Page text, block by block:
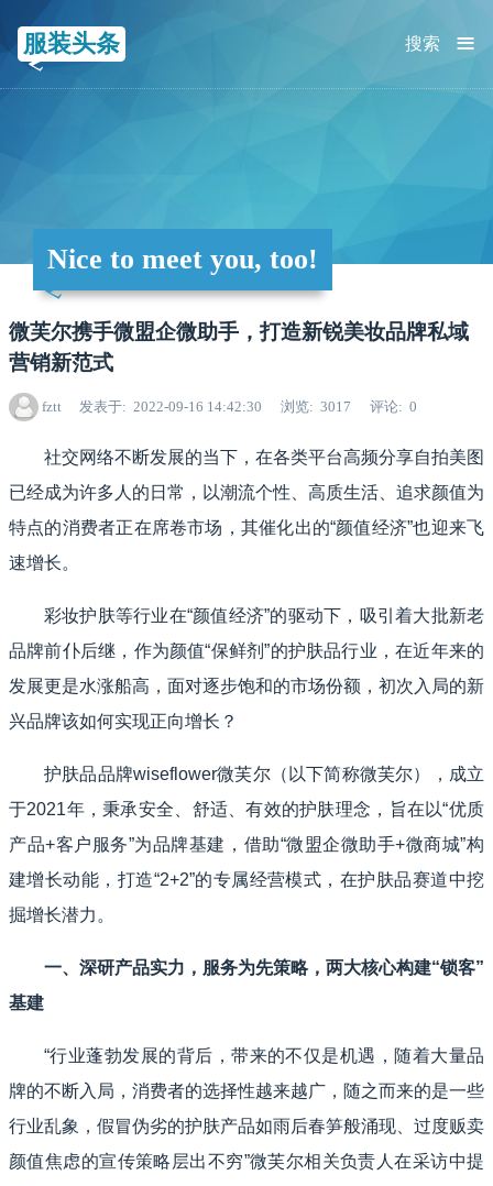
服装头条 ≡
搜索
Nice to meet you, too!
微芙尔携手微盟企微助手，打造新锐美妆品牌私域
营销新范式
fztt 发表于 2022-09-16 14:42:30 浏览 3017 评论 0
社交网络不断发展的当下，在各类平台高频分享自拍美图
已经成为许多人的日常，以潮流个性、高质生活、追求颜值为
特点的消费者正在席卷市场，其催化出的“颜值经济”也迎来飞
速增长。
彩妆护肤等行业在“颜值经济”的驱动下，吸引着大批新老
品牌前仆后继，作为颜值“保鲜剂”的护肤品行业，在近年来的
发展更是水涨船高，面对逐步饱和的市场份额，初次入局的新
兴品牌该如何实现正向增长？
护肤品品牌wiseflower微芙尔（以下简称微芙尔），成立
于2021年，秉承安全、舒适、有效的护肤理念，旨在以“优质
产品+客户服务”为品牌基建，借助“微盟企微助手+微商城”构
建增长动能，打造“2+2”的专属经营模式，在护肤品赛道中挖
掘增长潜力。
一、深研产品实力，服务为先策略，两大核心构建“锁客”
基建
“行业蓬勃发展的背后，带来的不仅是机遇，随着大量品
牌的不断入局，消费者的选择性越来越广，随之而来的是一些
行业乱象，假冒伪劣的护肤产品如雨后春笋般涌现、过度贩卖
颜值焦虑的宣传策略层出不穷”微芙尔相关负责人在采访中提